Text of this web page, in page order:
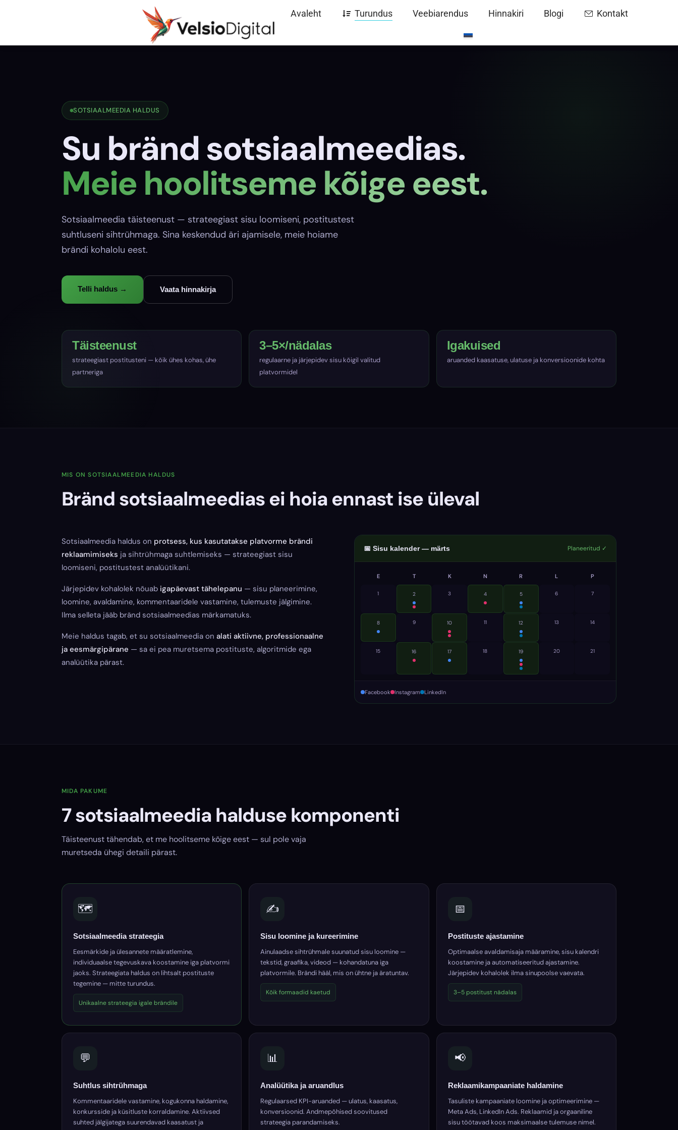
Avaleht Turundus Veebiarendus Hinnakiri Blogi Kontakt
SOTSIAALMEEDIA HALDUS
Su bränd sotsiaalmeedias.
Meie hoolitseme kõige eest.
Sotsiaalmeedia täisteenust — strateegiast sisu loomiseni, postitustest
suhtluseni sihtrühmaga. Sina keskendud äri ajamisele, meie hoiame
brändi kohalolu eest.
Telli haldus → Vaata hinnakirja
Täisteenust
strateegiast postitusteni — kõik ühes kohas, ühe
partneriga
3–5×/nädalas
regulaarne ja järjepidev sisu kõigil valitud
platvormidel
Igakuised
aruanded kaasatuse, ulatuse ja konversioonide kohta
MIS ON SOTSIAALMEEDIA HALDUS
Bränd sotsiaalmeedias ei hoia ennast ise üleval
Sotsiaalmeedia haldus on protsess, kus kasutatakse platvorme brändi
reklaamimiseks ja sihtrühmaga suhtlemiseks — strateegiast sisu
loomiseni, postitustest analüütikani.
Järjepidev kohalolek nõuab igapäevast tähelepanu — sisu planeerimine,
loomine, avaldamine, kommentaaridele vastamine, tulemuste jälgimine.
Ilma selleta jääb bränd sotsiaalmeedias märkamatuks.
Meie haldus tagab, et su sotsiaalmeedia on alati aktiivne, professionaalne
ja eesmärgipärane — sa ei pea muretsema postituste, algoritmide ega
analüütika pärast.
📅 Sisu kalender — märts Planeeritud ✓
E T K N R L P
1 2 3 4 5 6 7
8 9 10 11 12 13 14
15 16 17 18 19 20 21
Facebook Instagram LinkedIn
MIDA PAKUME
7 sotsiaalmeedia halduse komponenti
Täisteenust tähendab, et me hoolitseme kõige eest — sul pole vaja
muretseda ühegi detaili pärast.
🗺️
Sotsiaalmeedia strateegia
Eesmärkide ja ülesannete määratlemine,
individuaalse tegevuskava koostamine iga platvormi
jaoks. Strateegiata haldus on lihtsalt postituste
tegemine — mitte turundus.
Unikaalne strateegia igale brändile
✍️
Sisu loomine ja kureerimine
Ainulaadse sihtrühmale suunatud sisu loomine —
tekstid, graafika, videod — kohandatuna iga
platvormile. Brändi hääl, mis on ühtne ja äratuntav.
Kõik formaadid kaetud
📅
Postituste ajastamine
Optimaalse avaldamisaja määramine, sisu kalendri
koostamine ja automatiseeritud ajastamine.
Järjepidev kohalolek ilma sinupoolse vaevata.
3–5 postitust nädalas
💬
Suhtlus sihtrühmaga
Kommentaaridele vastamine, kogukonna haldamine,
konkursside ja küsitluste korraldamine. Aktiivsed
suhted jälgijatega suurendavad kaasatust ja
📊
Analüütika ja aruandlus
Regulaarsed KPI-aruanded — ulatus, kaasatus,
konversioonid. Andmepõhised soovitused
strateegia parandamiseks.
📢
Reklaamikampaaniate haldamine
Tasuliste kampaaniate loomine ja optimeerimine —
Meta Ads, LinkedIn Ads. Reklaamid ja orgaaniline
sisu töötavad koos maksimaalse tulemuse nimel.